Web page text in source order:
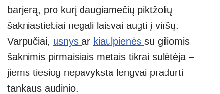
barjerą, pro kurį daugiamečių piktžolių
šakniastiebiai negali laisvai augti į viršų.
Varpučiai, usnys ar kiaulpienės su giliomis
šaknimis pirmaisiais metais tikrai sulėtėja –
jiems tiesiog nepavyksta lengvai pradurti
tankaus audinio.